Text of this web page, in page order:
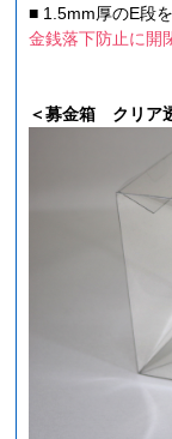
■ 1.5mm厚のE段
金銭落下防止に開
＜募金箱 クリア